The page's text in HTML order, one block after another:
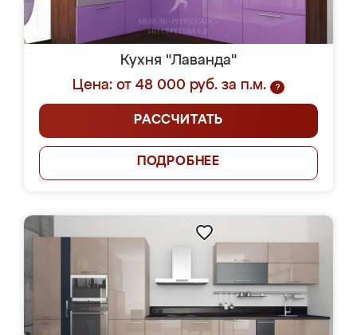
Кухня "Лаванда"
Цена: от 48 000 руб. за п.м.
?
РАССЧИТАТЬ
ПОДРОБНЕЕ